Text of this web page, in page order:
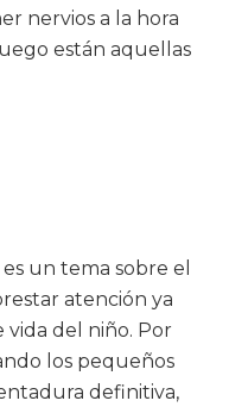
nervios a la hora
están aquellas
un tema sobre el
atención ya
vida del niño. Por
los pequeños
definitiva,